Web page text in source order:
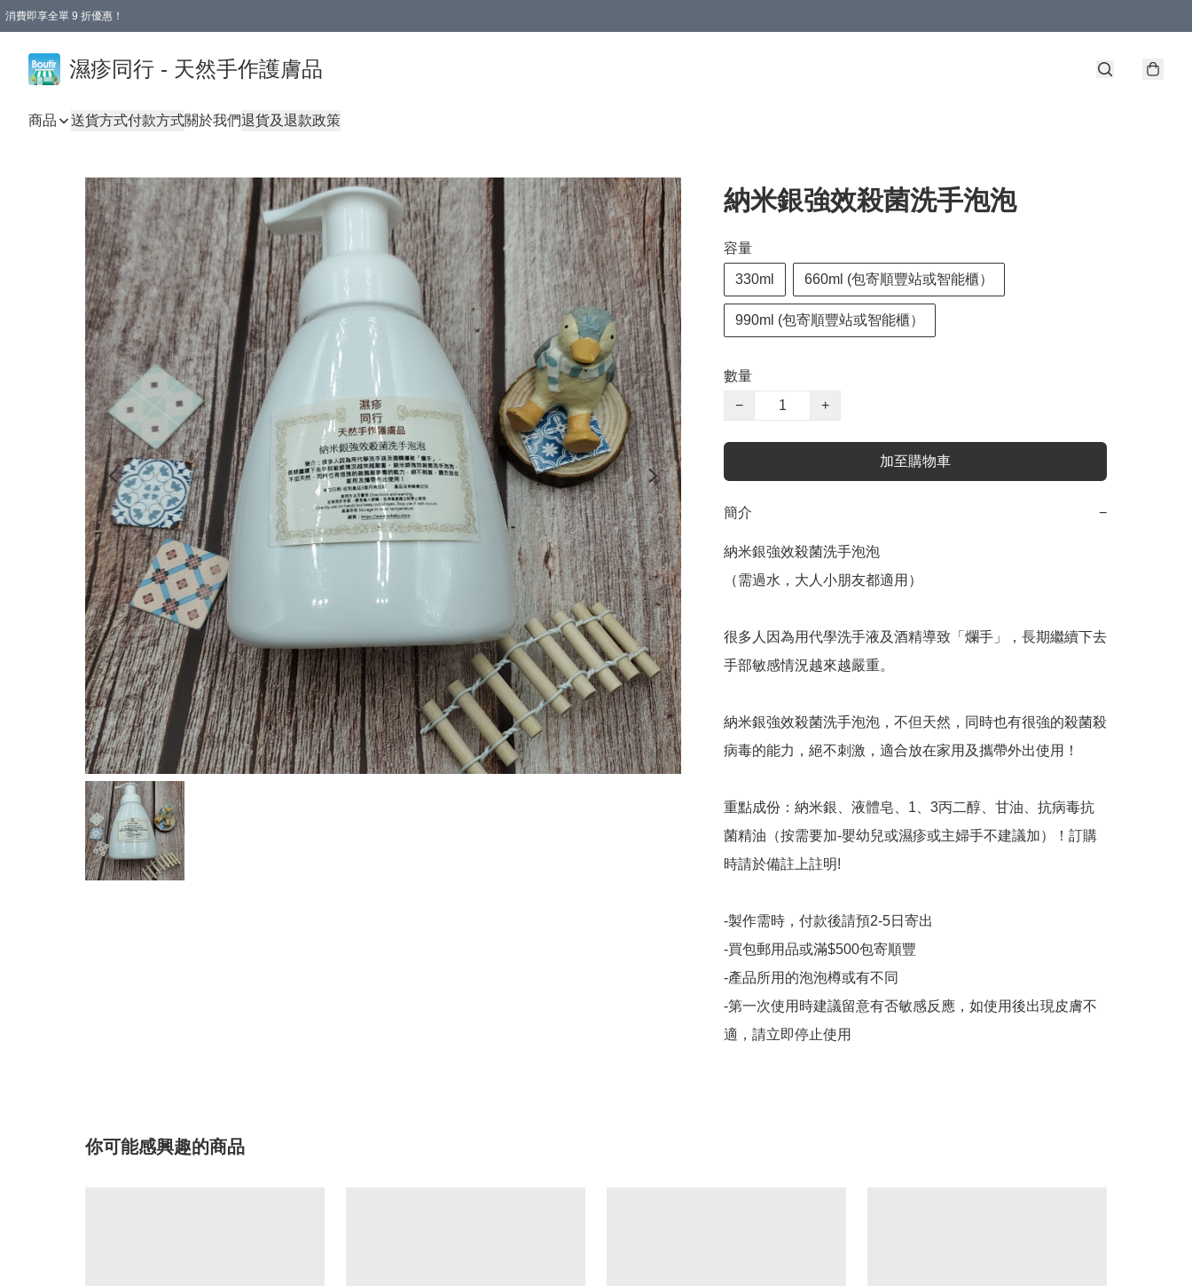
消費即享全單 9 折優惠！
濕疹同行 - 天然手作護膚品
商品 送貨方式付款方式關於我們退貨及退款政策
納米銀強效殺菌洗手泡泡
容量
330ml 660ml (包寄順豐站或智能櫃）
990ml (包寄順豐站或智能櫃）
數量
−
+
加至購物車
簡介 −
納米銀強效殺菌洗手泡泡
（需過水，大人小朋友都適用）
很多人因為用代學洗手液及酒精導致「爛手」，長期繼續下去
手部敏感情況越來越嚴重。
納米銀強效殺菌洗手泡泡，不但天然，同時也有很強的殺菌殺
病毒的能力，絕不刺激，適合放在家用及攜帶外出使用！
重點成份：納米銀、液體皂、1、3丙二醇、甘油、抗病毒抗
菌精油（按需要加-嬰幼兒或濕疹或主婦手不建議加）！訂購
時請於備註上註明!
-製作需時，付款後請預2-5日寄出
-買包郵用品或滿$500包寄順豐
-產品所用的泡泡樽或有不同
-第一次使用時建議留意有否敏感反應，如使用後出現皮膚不
適，請立即停止使用
你可能感興趣的商品